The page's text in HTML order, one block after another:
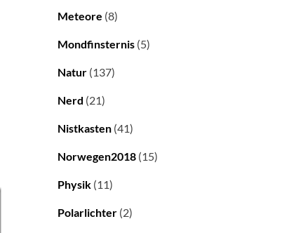
Meteore (8)
Mondfinsternis (5)
Natur (137)
Nerd (21)
Nistkasten (41)
Norwegen2018 (15)
Physik (11)
Polarlichter (2)